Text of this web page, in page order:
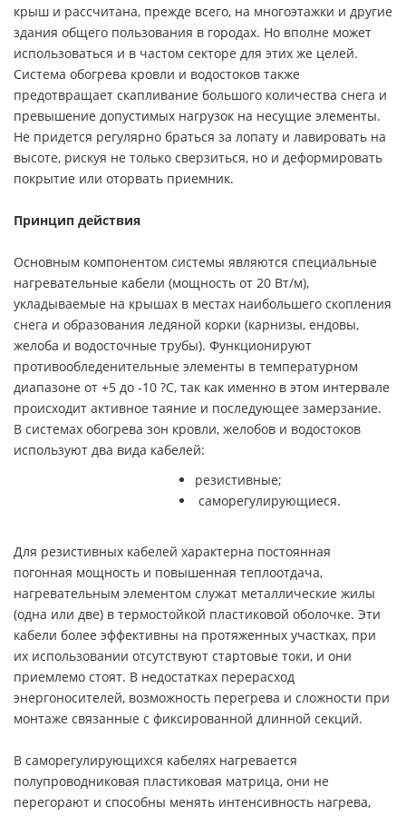
крыш и рассчитана, прежде всего, на многоэтажки и другие
здания общего пользования в городах. Но вполне может
использоваться и в частом секторе для этих же целей.
Система обогрева кровли и водостоков также
предотвращает скапливание большого количества снега и
превышение допустимых нагрузок на несущие элементы.
Не придется регулярно браться за лопату и лавировать на
высоте, рискуя не только сверзиться, но и деформировать
покрытие или оторвать приемник.
Принцип действия
Основным компонентом системы являются специальные
нагревательные кабели (мощность от 20 Вт/м),
укладываемые на крышах в местах наибольшего скопления
снега и образования ледяной корки (карнизы, ендовы,
желоба и водосточные трубы). Функционируют
противообледенительные элементы в температурном
диапазоне от +5 до -10 ?C, так как именно в этом интервале
происходит активное таяние и последующее замерзание.
В системах обогрева зон кровли, желобов и водостоков
используют два вида кабелей:
резистивные;
саморегулирующиеся.
Для резистивных кабелей характерна постоянная
погонная мощность и повышенная теплоотдача,
нагревательным элементом служат металлические жилы
(одна или две) в термостойкой пластиковой оболочке. Эти
кабели более эффективны на протяженных участках, при
их использовании отсутствуют стартовые токи, и они
приемлемо стоят. В недостатках перерасход
энергоносителей, возможность перегрева и сложности при
монтаже связанные с фиксированной длинной секций.
В саморегулирующихся кабелях нагревается
полупроводниковая пластиковая матрица, они не
перегорают и способны менять интенсивность нагрева,